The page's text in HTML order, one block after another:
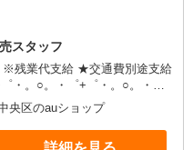
スタッフ
※残業代支給 ★交通費別途支給
(規定有) お友達を紹介
支給(規定有) ★月2回払
程有）★ ゜・。○。・゜
央区のauショップ